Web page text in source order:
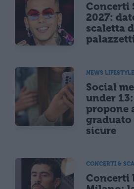
Concerti
2027:
scaletta
NEWS LIFESTYLE
Social
under
propone
sicure
CONCERTI &
Concerti